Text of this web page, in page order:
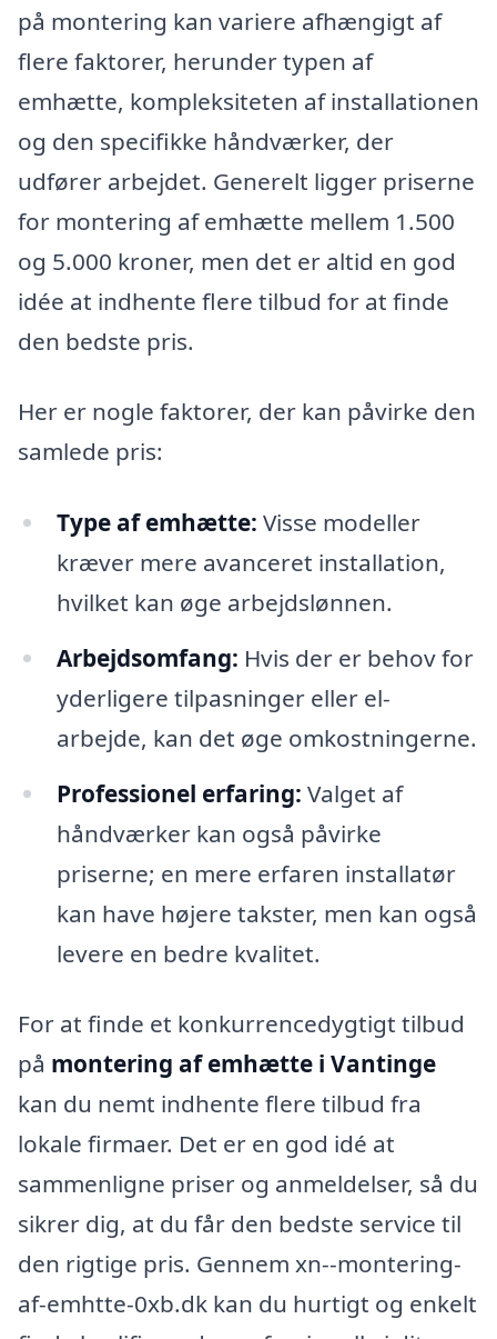
på montering kan variere afhængigt af
flere faktorer, herunder typen af
emhætte, kompleksiteten af installationen
og den specifikke håndværker, der
udfører arbejdet. Generelt ligger priserne
for montering af emhætte mellem 1.500
og 5.000 kroner, men det er altid en god
idée at indhente flere tilbud for at finde
den bedste pris.
Her er nogle faktorer, der kan påvirke den
samlede pris:
Type af emhætte: Visse modeller
kræver mere avanceret installation,
hvilket kan øge arbejdslønnen.
Arbejdsomfang: Hvis der er behov for
yderligere tilpasninger eller el-
arbejde, kan det øge omkostningerne.
Professionel erfaring: Valget af
håndværker kan også påvirke
priserne; en mere erfaren installatør
kan have højere takster, men kan også
levere en bedre kvalitet.
For at finde et konkurrencedygtigt tilbud
på montering af emhætte i Vantinge
kan du nemt indhente flere tilbud fra
lokale firmaer. Det er en god idé at
sammenligne priser og anmeldelser, så du
sikrer dig, at du får den bedste service til
den rigtige pris. Gennem xn--montering-
af-emhtte-0xb.dk kan du hurtigt og enkelt